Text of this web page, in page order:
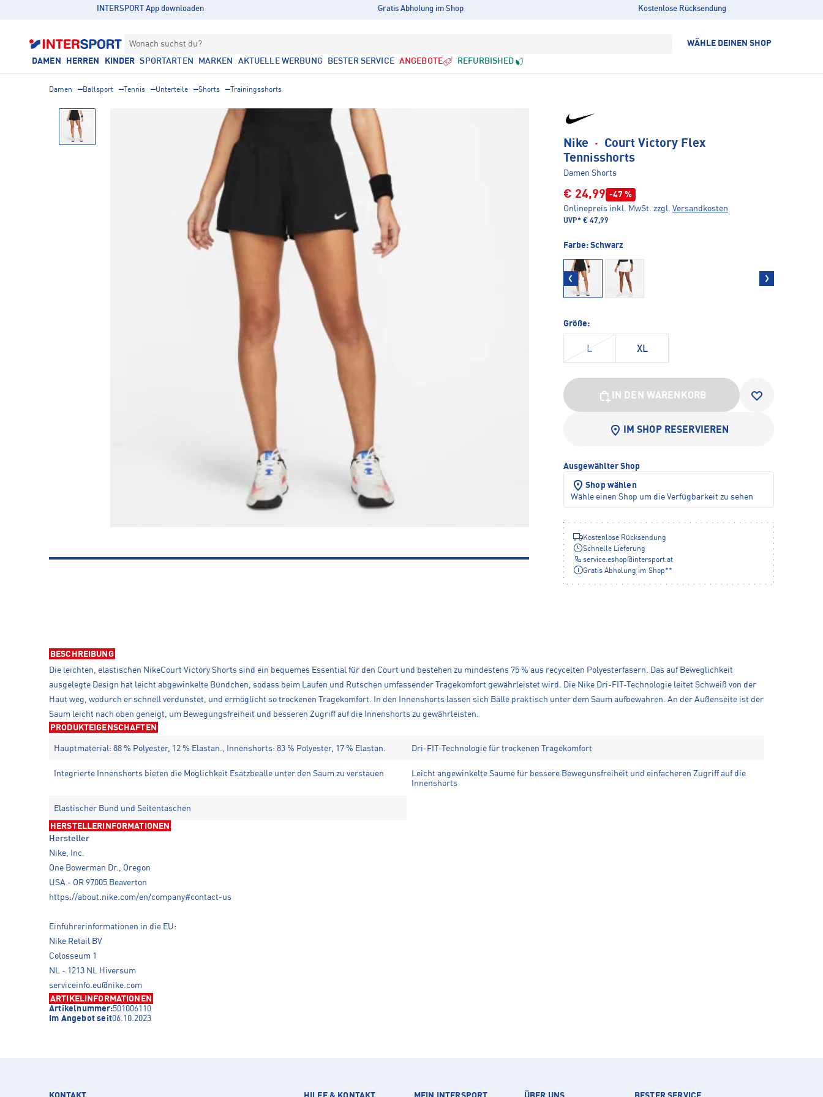
INTERSPORT App downloaden Gratis Abholung im Shop Kostenlose Rücksendung
Wonach suchst du? WÄHLE DEINEN SHOP
DAMEN HERREN KINDER SPORTARTEN MARKEN AKTUELLE WERBUNG BESTER SERVICE ANGEBOTE REFURBISHED
Damen Ballsport Tennis Unterteile Shorts Trainingsshorts
Nike · Court Victory Flex
Tennisshorts
Damen Shorts
€ 24,99 -47 %
Onlinepreis inkl. MwSt. zzgl. Versandkosten
UVP* € 47,99
Farbe: Schwarz
Größe:
L XL
IN DEN WARENKORB
IM SHOP RESERVIEREN
Ausgewählter Shop
Shop wählen
Wähle einen Shop um die Verfügbarkeit zu sehen
Kostenlose Rücksendung
Schnelle Lieferung
service.eshop@intersport.at
Gratis Abholung im Shop**
BESCHREIBUNG
Die leichten, elastischen NikeCourt Victory Shorts sind ein bequemes Essential für den Court und bestehen zu mindestens 75 % aus recycelten Polyesterfasern. Das auf Beweglichkeit
ausgelegte Design hat leicht abgewinkelte Bündchen, sodass beim Laufen und Rutschen umfassender Tragekomfort gewährleistet wird. Die Nike Dri-FIT-Technologie leitet Schweiß von der
Haut weg, wodurch er schnell verdunstet, und ermöglicht so trockenen Tragekomfort. In den Innenshorts lassen sich Bälle praktisch unter dem Saum aufbewahren. An der Außenseite ist der
Saum leicht nach oben geneigt, um Bewegungsfreiheit und besseren Zugriff auf die Innenshorts zu gewährleisten.
PRODUKTEIGENSCHAFTEN
Hauptmaterial: 88 % Polyester, 12 % Elastan., Innenshorts: 83 % Polyester, 17 % Elastan. Dri-FIT-Technologie für trockenen Tragekomfort
Integrierte Innenshorts bieten die Möglichkeit Esatzbeälle unter den Saum zu verstauen
Leicht angewinkelte Säume für bessere Bewegunsfreiheit und einfacheren Zugriff auf die
Innenshorts
Elastischer Bund und Seitentaschen
HERSTELLERINFORMATIONEN
Hersteller
Nike, Inc.
One Bowerman Dr., Oregon
USA - OR 97005 Beaverton
https://about.nike.com/en/company#contact-us
Einführerinformationen in die EU:
Nike Retail BV
Colosseum 1
NL - 1213 NL Hiversum
serviceinfo.eu@nike.com
ARTIKELINFORMATIONEN
Artikelnummer:501006110
Im Angebot seit06.10.2023